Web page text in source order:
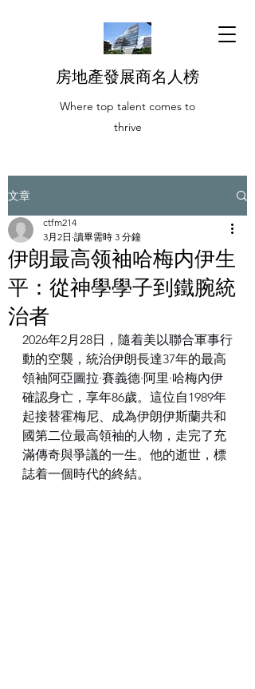
房地產發展商名人榜
Where top talent comes to
thrive
文章
伊朗最高领袖哈梅内伊生
平：從神學學子到鐵腕統
治者
ctfm214
3月2日 讀畢需時 3 分鐘
2026年2月28日，隨着美以聯合軍事行
動的空襲，統治伊朗長達37年的最高
領袖阿亞圖拉·賽義德·阿里·哈梅內伊
確認身亡，享年86歲。這位自1989年
起接替霍梅尼、成為伊朗伊斯蘭共和
國第二位最高領袖的人物，走完了充
滿傳奇與爭議的一生。他的逝世，標
誌着一個時代的終結。